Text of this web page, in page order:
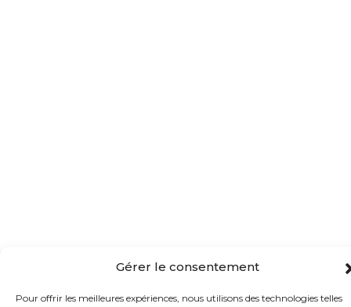
Gérer le consentement
Pour offrir les meilleures expériences, nous utilisons des technologies telles